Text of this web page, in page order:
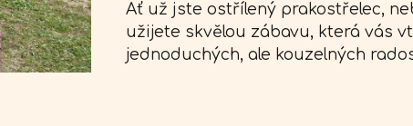
Ať už jste ostřílený prakostřelec,
užijete skvělou zábavu, která vás
jednoduchých, ale kouzelných